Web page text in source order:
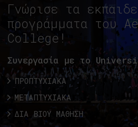
Γνώρισε τα
προγράμματα του
College!
Συνεργασία με το
ΠΡΟΠΤΥΧΙΑΚΑ
ΜΕΤΑΠΤΥΧΙΑΚΑ
ΔΙΑ ΒΙΟΥ ΜΑΘΗΣΗ